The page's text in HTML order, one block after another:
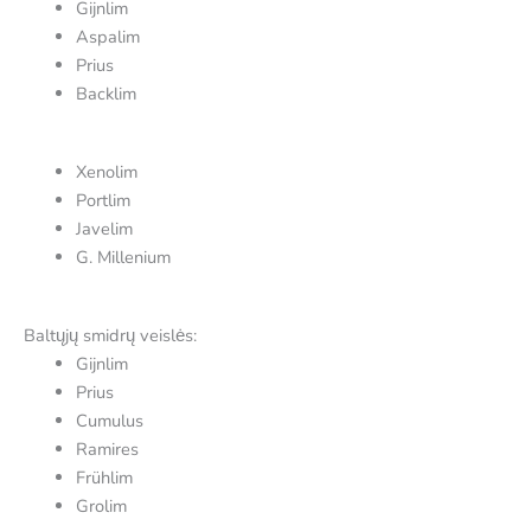
Gijnlim
Aspalim
Prius
Backlim
Xenolim
Portlim
Javelim
G. Millenium
Baltųjų smidrų veislės:
Gijnlim
Prius
Cumulus
Ramires
Frühlim
Grolim